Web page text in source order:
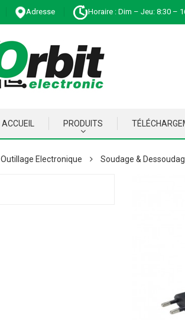
Adresse Horaire : Dim – Jeu: 8:30 –
ACCUEIL PRODUITS
Outillage Electronique Soudage &